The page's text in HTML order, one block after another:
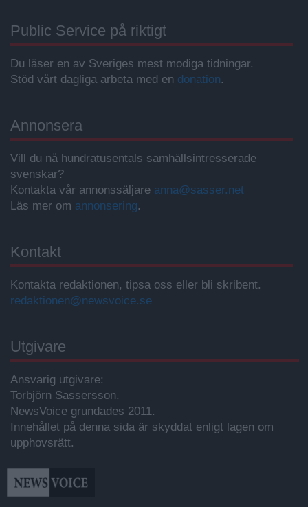
Public Service på riktigt
Du läser en av Sveriges mest modiga tidningar.
Stöd vårt dagliga arbeta med en donation.
Annonsera
Vill du nå hundratusentals samhällsintresserade
svenskar?
Kontakta vår annonssäljare anna@sasser.net
Läs mer om annonsering.
Kontakt
Kontakta redaktionen, tipsa oss eller bli skribent.
redaktionen@newsvoice.se
Utgivare
Ansvarig utgivare:
Torbjörn Sassersson.
NewsVoice grundades 2011.
Innehållet på denna sida är skyddat enligt lagen om
upphovsrätt.